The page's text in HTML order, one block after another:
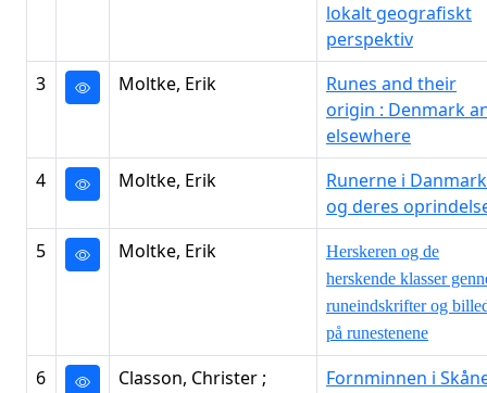
lokalt geografiskt
perspektiv
3
Moltke, Erik
Runes and their
origin : Denmark
elsewhere
4
Moltke, Erik
Runerne i Danmark
og deres
5
Moltke, Erik
Herskeren og de
herskende klasser
runeindskrifter og
på runestenene
6
Classon, Christer ;
Fornminnen i